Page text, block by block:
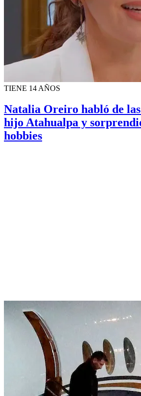
TIENE 14 AÑOS
Natalia Oreiro habló de las
hijo Atahualpa y
hobbies